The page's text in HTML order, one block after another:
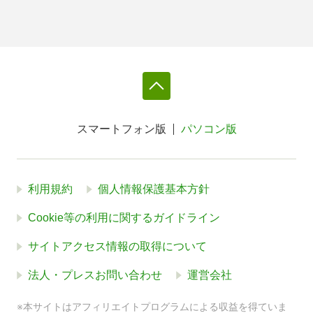
スマートフォン版 パソコン版
利用規約 個人情報保護基本方針
Cookie等の利用に関するガイドライン
サイトアクセス情報の取得について
法人・プレスお問い合わせ 運営会社
※本サイトはアフィリエイトプログラムによる収益を得ていま